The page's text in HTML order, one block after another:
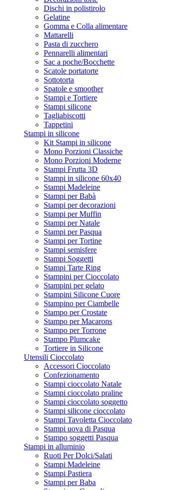
Dischi in polistirolo
Gelatine
Gomma e Colla alimentare
Mattarelli
Pasta di zucchero
Pennarelli alimentari
Sac a poche/Bocchette
Scatole portatorte
Sottotorta
Spatole e smoother
Stampi e Tortiere
Stampi silicone
Tagliabiscotti
Tappetini
Stampi in silicone
Kit Stampi in silicone
Mono Porzioni Classiche
Mono Porzioni Moderne
Stampi Frutta 3D
Stampi in silicone 60x40
Stampi Madeleine
Stampi per Babà
Stampi per decorazioni
Stampi per Muffin
Stampi per Natale
Stampi per Pasqua
Stampi per Tortine
Stampi semisfere
Stampi Soggetti
Stampi Tarte Ring
Stampini per Cioccolato
Stampini per gelato
Stampini Silicone Cuore
Stampino per Ciambelle
Stampo per Crostate
Stampo per Macarons
Stampo per Torrone
Stampo Plumcake
Tortiere in Silicone
Utensili Cioccolato
Accessori Cioccolato
Confezionamento
Stampi cioccolato Natale
Stampi cioccolato praline
Stampi cioccolato soggetto
Stampi silicone cioccolato
Stampi Tavoletta Cioccolato
Stampi uova di Pasqua
Stampo soggetti Pasqua
Stampi in alluminio
Ruoti Per Dolci/Salati
Stampi Madeleine
Stampi Pastiera
Stampi per Baba